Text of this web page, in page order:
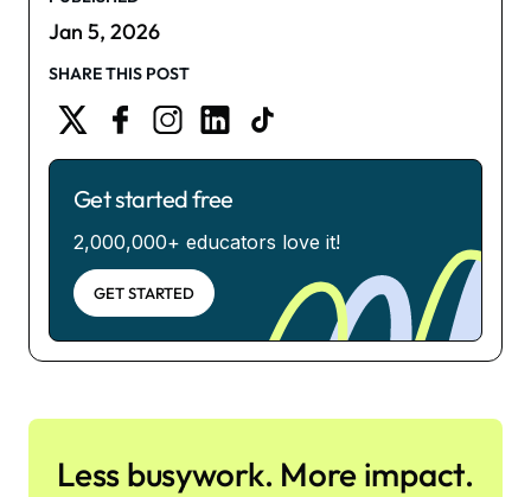
Jan 5, 2026
SHARE THIS POST
Get started free
2,000,000+ educators love it!
GET STARTED
Less busywork. More impact.